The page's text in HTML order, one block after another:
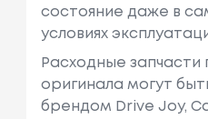
состояние даже в
условиях
Расходные запчасти
оригинала могут
брендом Drive Joy,